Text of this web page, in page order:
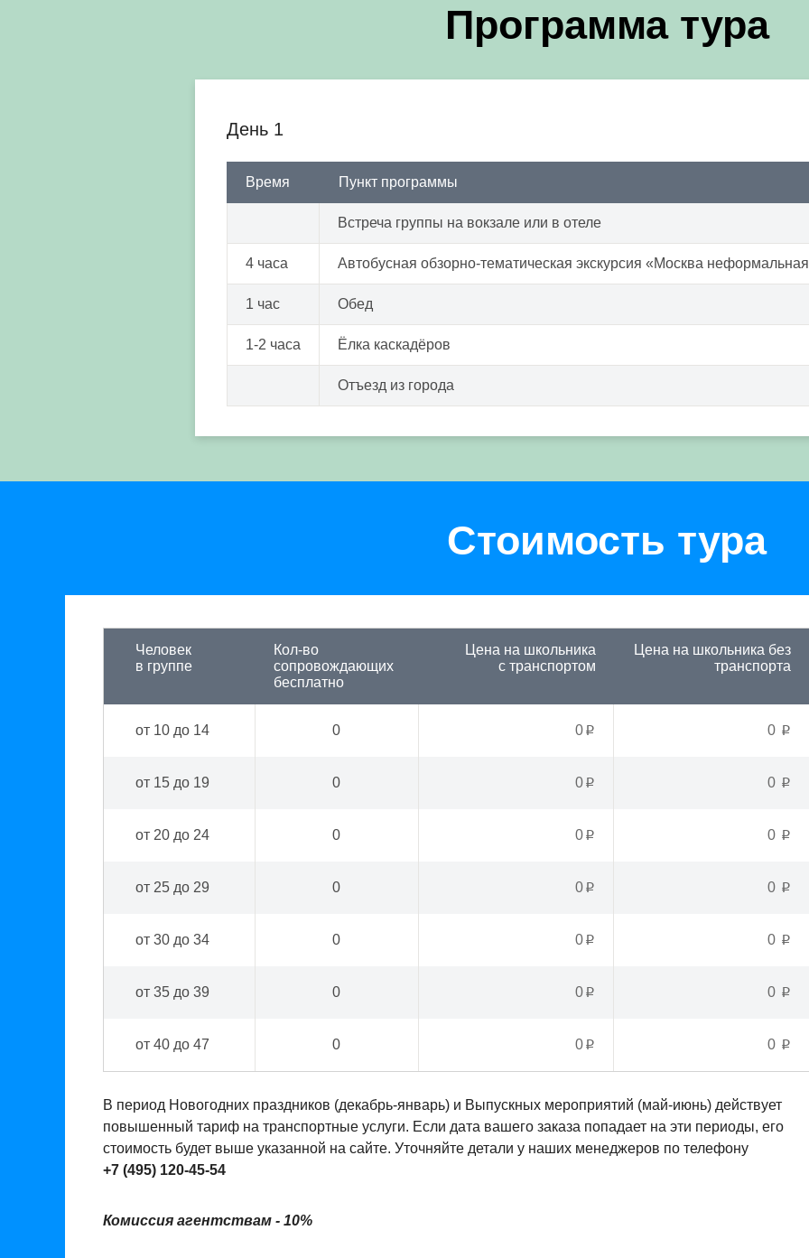
Программа тура
День 1
Время Пункт программы
Встреча группы на вокзале или в отеле
4 часа Автобусная обзорно-тематическая экскурсия «Москва
1 час Обед
1-2 часа Ёлка каскадёров
Отъезд из города
Стоимость тура
Цена на школьника
с транспортом
Цена на школьника без
транспорта
Человек
в группе
Кол-во
сопровождающих
бесплатно
0p 0 p
от 10 до 14 0
0p 0 p
от 15 до 19 0
0p 0 p
от 20 до 24 0
0p 0 p
от 25 до 29 0
0p 0 p
от 30 до 34 0
0p 0 p
от 35 до 39 0
0p 0 p
от 40 до 47 0
В период Новогодних праздников (декабрь-январь) и Выпускных мероприятий (май-июнь) действует
повышенный тариф на транспортные услуги. Если дата вашего заказа попадает на эти периоды, его
стоимость будет выше указанной на сайте. Уточняйте детали у наших менеджеров по телефону
+7 (495) 120-45-54
Комиссия агентствам - 10%